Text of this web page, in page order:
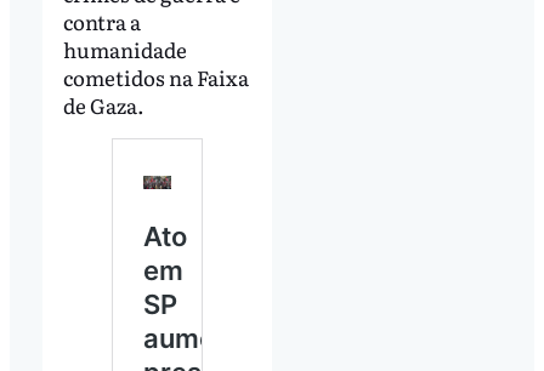
contra a
humanidade
cometidos na Faixa
de Gaza.